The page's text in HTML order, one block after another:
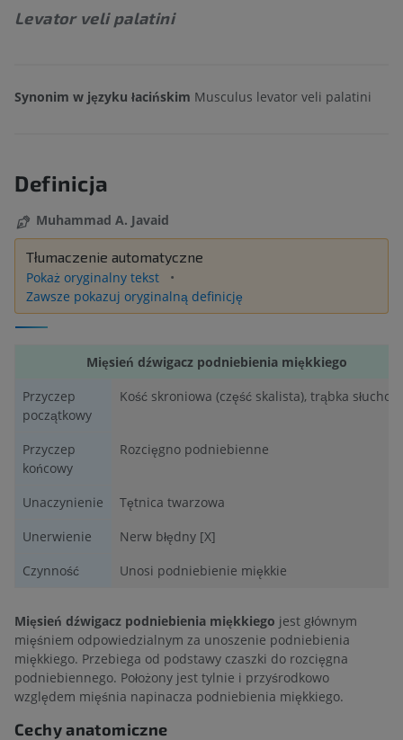
Levator veli palatini
Synonim w języku łacińskim Musculus levator veli palatini
Definicja
Muhammad A. Javaid
Tłumaczenie automatyczne
Pokaż oryginalny tekst
Zawsze pokazuj oryginalną definicję
Mięsień dźwigacz podniebienia miękkiego
Przyczep
początkowy
Kość skroniowa (część skalista), trąbka
Przyczep
końcowy
Rozcięgno podniebienne
Unaczynienie
Tętnica twarzowa
Unerwienie
Nerw błędny [X]
Czynność
Unosi podniebienie miękkie
Mięsień dźwigacz podniebienia miękkiego jest głównym
mięśniem odpowiedzialnym za unoszenie podniebienia
miękkiego. Przebiega od podstawy czaszki do rozcięgna
podniebiennego. Położony jest tylnie i przyśrodkowo
względem mięśnia napinacza podniebienia miękkiego.
Cechy anatomiczne